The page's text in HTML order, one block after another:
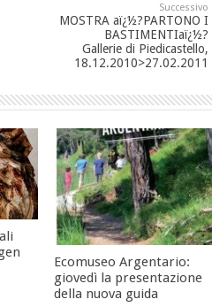
Successivo
MOSTRA aï¿½?PARTONO I
BASTIMENTIaï¿½?
Gallerie di Piedicastello,
18.12.2010>27.02.2011
Ecomuseo Argentario:
giovedì la presentazione
della nuova guida